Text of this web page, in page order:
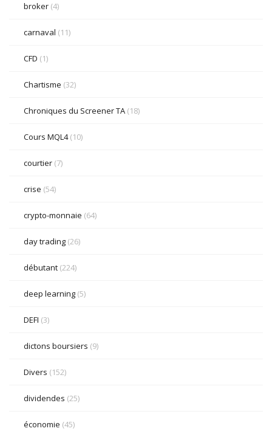
broker (4)
carnaval (11)
CFD (1)
Chartisme (32)
Chroniques du Screener TA (18)
Cours MQL4(10)
courtier (7)
crise (54)
crypto-monnaie (64)
day trading (26)
débutant (224)
deep learning (5)
DEFI (3)
dictons boursiers (9)
Divers (152)
dividendes (25)
économie (45)